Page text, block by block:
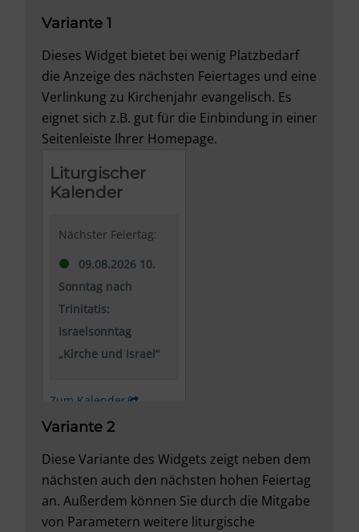
Variante 1
Dieses Widget bietet bei wenig Platzbedarf
die Anzeige des nächsten Feiertages und eine
Verlinkung zu Kirchenjahr evangelisch. Es
eignet sich z.B. gut für die Einbindung in einer
Seitenleiste Ihrer Homepage.
Variante 2
Diese Variante des Widgets zeigt neben dem
nächsten auch den nächsten hohen Feiertag
an. Außerdem können Sie durch die Mitgabe
von Parametern weitere liturgische